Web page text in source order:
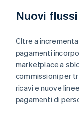
Nuovi
Oltre a
pagamenti
marketplace a
commissioni per
ricavi e nuove
pagamenti di